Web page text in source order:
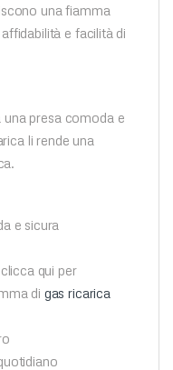
una fiamma
e facilità di
presa comoda e
li rende una
e sicura
qui per
di gas ricarica